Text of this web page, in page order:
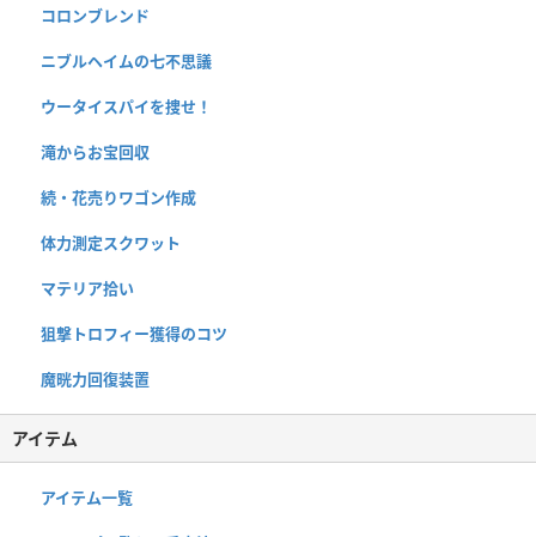
コロンブレンド
ニブルヘイムの七不思議
ウータイスパイを捜せ！
滝からお宝回収
続・花売りワゴン作成
体力測定スクワット
マテリア拾い
狙撃トロフィー獲得のコツ
魔晄力回復装置
アイテム
アイテム一覧